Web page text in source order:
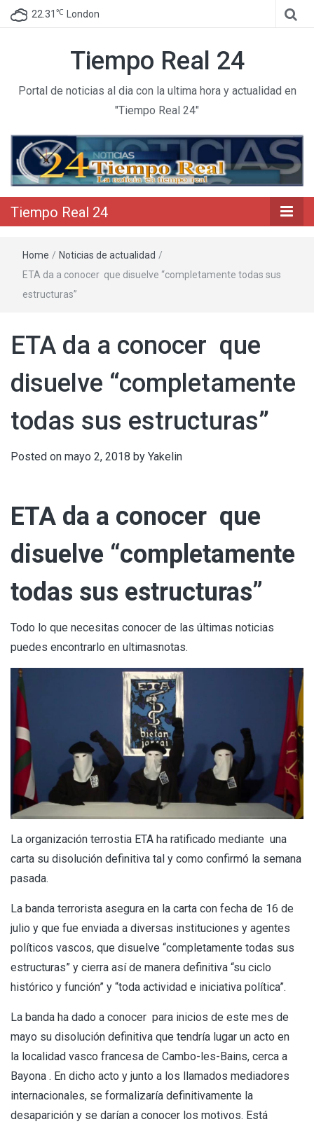
22.31 ℃ London
Tiempo Real 24
Portal de noticias al dia con la ultima hora y actualidad en
"Tiempo Real 24"
Tiempo Real 24
Home / Noticias de actualidad /
ETA da a conocer que disuelve “completamente todas sus
estructuras”
ETA da a conocer que
disuelve “completamente
todas sus estructuras”
Posted on mayo 2, 2018 by Yakelin
ETA da a conocer que
disuelve “completamente
todas sus estructuras”
Todo lo que necesitas conocer de las últimas noticias
puedes encontrarlo en ultimasnotas.
La organización terrostia ETA ha ratificado mediante una
carta su disolución definitiva tal y como confirmó la semana
pasada.
La banda terrorista asegura en la carta con fecha de 16 de
julio y que fue enviada a diversas instituciones y agentes
políticos vascos, que disuelve “completamente todas sus
estructuras” y cierra así de manera definitiva “su ciclo
histórico y función” y “toda actividad e iniciativa política”.
La banda ha dado a conocer para inicios de este mes de
mayo su disolución definitiva que tendría lugar un acto en
la localidad vasco francesa de Cambo-les-Bains, cerca a
Bayona . En dicho acto y junto a los llamados mediadores
internacionales, se formalizaría definitivamente la
desaparición y se darían a conocer los motivos. Está